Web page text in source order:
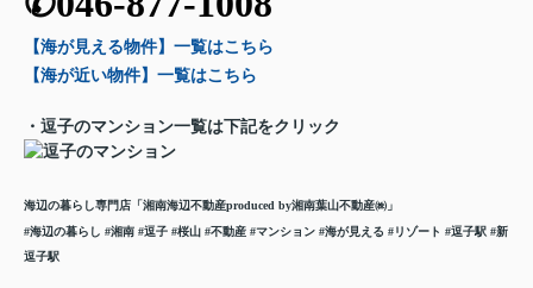
【海が見える物件】一覧はこちら
【海が近い物件】一覧はこちら
・逗子のマンション一覧は下記をクリック
海辺の暮らし専門店「湘南海辺不動産produced by湘南葉山不動産㈱」
#海辺の暮らし #湘南 #逗子 #桜山 #不動産 #マンション #海が見える #リゾート #逗子駅 #新
逗子駅